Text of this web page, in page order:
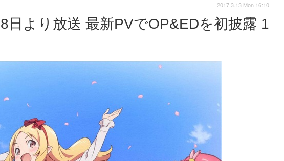
日より放送 最新PVでOP&EDを初披露 1
2017.3.13 Mon 16:10